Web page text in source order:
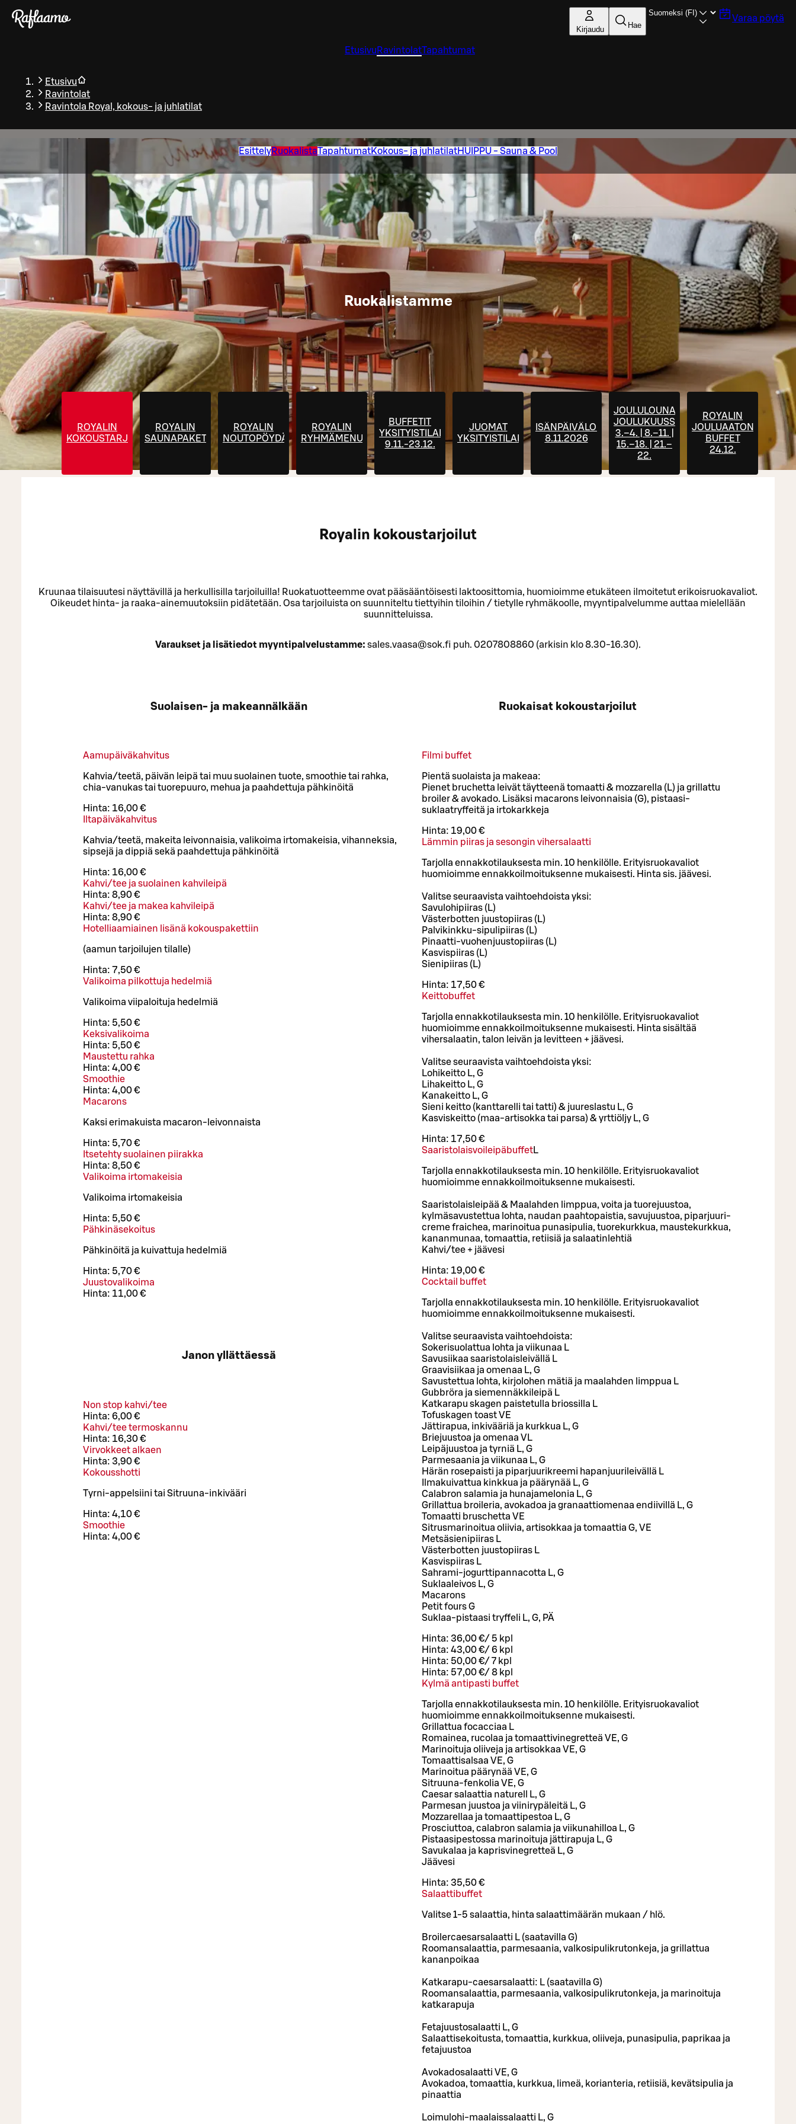
Siirry pääsisältöön
Kirjaudu Hae
Varaa pöytä
Etusivu RavintolatTapahtumat
Etusivu
Ravintolat
Ravintola Royal, kokous- ja juhlatilat
EsittelyRuokalistaTapahtumatKokous- ja juhlatilatHUIPPU - Sauna & Pool
Ruokalistamme
ROYALIN
KOKOUSTARJOILUT
ROYALIN
SAUNAPAKETIT
ROYALIN
NOUTOPÖYDÄT
ROYALIN
RYHMÄMENUT
BUFFETIT
YKSITYISTILAISUUKSIIN
9.11.-23.12.
JUOMAT
YKSITYISTILAISUUKSIIN
ISÄNPÄIVÄLOUNAS
8.11.2026
JOULULOUNAS
JOULUKUUSSA
3.–4. | 8.–11. |
15.–18. | 21.–
22.
ROYALIN
JOULUAATON
BUFFET
24.12.
Royalin kokoustarjoilut
Kruunaa tilaisuutesi näyttävillä ja herkullisilla tarjoiluilla! Ruokatuotteemme ovat pääsääntöisesti laktoosittomia, huomioimme etukäteen ilmoitetut erikoisruokavaliot.
Oikeudet hinta- ja raaka-ainemuutoksiin pidätetään. Osa tarjoiluista on suunniteltu tiettyihin tiloihin / tietylle ryhmäkoolle, myyntipalvelumme auttaa mielellään
suunnitteluissa.
Varaukset ja lisätiedot myyntipalvelustamme: sales.vaasa@sok.fi puh. 0207808860 (arkisin klo 8.30-16.30).
Suolaisen- ja makeannälkään
Aamupäiväkahvitus
Kahvia/teetä, päivän leipä tai muu suolainen tuote, smoothie tai rahka,
chia-vanukas tai tuorepuuro, mehua ja paahdettuja pähkinöitä
Hinta: 16,00 €
Iltapäiväkahvitus
Kahvia/teetä, makeita leivonnaisia, valikoima irtomakeisia, vihanneksia,
sipsejä ja dippiä sekä paahdettuja pähkinöitä
Hinta: 16,00 €
Kahvi/tee ja suolainen kahvileipä
Hinta: 8,90 €
Kahvi/tee ja makea kahvileipä
Hinta: 8,90 €
Hotelliaamiainen lisänä kokouspakettiin
(aamun tarjoilujen tilalle)
Hinta: 7,50 €
Valikoima pilkottuja hedelmiä
Valikoima viipaloituja hedelmiä
Hinta: 5,50 €
Keksivalikoima
Hinta: 5,50 €
Maustettu rahka
Hinta: 4,00 €
Smoothie
Hinta: 4,00 €
Macarons
Kaksi erimakuista macaron-leivonnaista
Hinta: 5,70 €
Itsetehty suolainen piirakka
Hinta: 8,50 €
Valikoima irtomakeisia
Valikoima irtomakeisia
Hinta: 5,50 €
Pähkinäsekoitus
Pähkinöitä ja kuivattuja hedelmiä
Hinta: 5,70 €
Juustovalikoima
Hinta: 11,00 €
Janon yllättäessä
Non stop kahvi/tee
Hinta: 6,00 €
Kahvi/tee termoskannu
Hinta: 16,30 €
Virvokkeet alkaen
Hinta: 3,90 €
Kokousshotti
Tyrni-appelsiini tai Sitruuna-inkivääri
Hinta: 4,10 €
Smoothie
Hinta: 4,00 €
Ruokaisat kokoustarjoilut
Filmi buffet
Pientä suolaista ja makeaa:
Pienet bruchetta leivät täytteenä tomaatti & mozzarella (L) ja grillattu
broiler & avokado. Lisäksi macarons leivonnaisia (G), pistaasi-
suklaatryffeitä ja irtokarkkeja
Hinta: 19,00 €
Lämmin piiras ja sesongin vihersalaatti
Tarjolla ennakkotilauksesta min. 10 henkilölle. Erityisruokavaliot
huomioimme ennakkoilmoituksenne mukaisesti. Hinta sis. jäävesi.
Valitse seuraavista vaihtoehdoista yksi:
Savulohipiiras (L)
Västerbotten juustopiiras (L)
Palvikinkku-sipulipiiras (L)
Pinaatti-vuohenjuustopiiras (L)
Kasvispiiras (L)
Sienipiiras (L)
Hinta: 17,50 €
Keittobuffet
Tarjolla ennakkotilauksesta min. 10 henkilölle. Erityisruokavaliot
huomioimme ennakkoilmoituksenne mukaisesti. Hinta sisältää
vihersalaatin, talon leivän ja levitteen + jäävesi.
Valitse seuraavista vaihtoehdoista yksi:
Lohikeitto L, G
Lihakeitto L, G
Kanakeitto L, G
Sieni keitto (kanttarelli tai tatti) & juureslastu L, G
Kasviskeitto (maa-artisokka tai parsa) & yrttiöljy L, G
Hinta: 17,50 €
SaaristolaisvoileipäbuffetL
Tarjolla ennakkotilauksesta min. 10 henkilölle. Erityisruokavaliot
huomioimme ennakkoilmoituksenne mukaisesti.
Saaristolaisleipää & Maalahden limppua, voita ja tuorejuustoa,
kylmäsavustettua lohta, naudan paahtopaistia, savujuustoa, piparjuuri-
creme fraichea, marinoitua punasipulia, tuorekurkkua, maustekurkkua,
kananmunaa, tomaattia, retiisiä ja salaatinlehtiä
Kahvi/tee + jäävesi
Hinta: 19,00 €
Cocktail buffet
Tarjolla ennakkotilauksesta min. 10 henkilölle. Erityisruokavaliot
huomioimme ennakkoilmoituksenne mukaisesti.
Valitse seuraavista vaihtoehdoista:
Sokerisuolattua lohta ja viikunaa L
Savusiikaa saaristolaisleivällä L
Graavisiikaa ja omenaa L, G
Savustettua lohta, kirjolohen mätiä ja maalahden limppua L
Gubbröra ja siemennäkkileipä L
Katkarapu skagen paistetulla briossilla L
Tofuskagen toast VE
Jättirapua, inkivääriä ja kurkkua L, G
Briejuustoa ja omenaa VL
Leipäjuustoa ja tyrniä L, G
Parmesaania ja viikunaa L, G
Härän rosepaisti ja piparjuurikreemi hapanjuurileivällä L
Ilmakuivattua kinkkua ja päärynää L, G
Calabron salamia ja hunajamelonia L, G
Grillattua broileria, avokadoa ja granaattiomenaa endiivillä L, G
Tomaatti bruschetta VE
Sitrusmarinoitua oliivia, artisokkaa ja tomaattia G, VE
Metsäsienipiiras L
Västerbotten juustopiiras L
Kasvispiiras L
Sahrami-jogurttipannacotta L, G
Suklaaleivos L, G
Macarons
Petit fours G
Suklaa-pistaasi tryffeli L, G, PÄ
Hinta: 36,00 €/ 5 kpl
Hinta: 43,00 €/ 6 kpl
Hinta: 50,00 €/ 7 kpl
Hinta: 57,00 €/ 8 kpl
Kylmä antipasti buffet
Tarjolla ennakkotilauksesta min. 10 henkilölle. Erityisruokavaliot
huomioimme ennakkoilmoituksenne mukaisesti.
Grillattua focacciaa L
Romainea, rucolaa ja tomaattivinegretteä VE, G
Marinoituja oliiveja ja artisokkaa VE, G
Tomaattisalsaa VE, G
Marinoitua päärynää VE, G
Sitruuna-fenkolia VE, G
Caesar salaattia naturell L, G
Parmesan juustoa ja viinirypäleitä L, G
Mozzarellaa ja tomaattipestoa L, G
Prosciuttoa, calabron salamia ja viikunahilloa L, G
Pistaasipestossa marinoituja jättirapuja L, G
Savukalaa ja kaprisvinegretteä L, G
Jäävesi
Hinta: 35,50 €
Salaattibuffet
Valitse 1-5 salaattia, hinta salaattimäärän mukaan / hlö.
Broilercaesarsalaatti L (saatavilla G)
Roomansalaattia, parmesaania, valkosipulikrutonkeja, ja grillattua
kananpoikaa
Katkarapu-caesarsalaatti: L (saatavilla G)
Roomansalaattia, parmesaania, valkosipulikrutonkeja, ja marinoituja
katkarapuja
Fetajuustosalaatti L, G
Salaattisekoitusta, tomaattia, kurkkua, oliiveja, punasipulia, paprikaa ja
fetajuustoa
Avokadosalaatti VE, G
Avokadoa, tomaattia, kurkkua, limeä, korianteria, retiisiä, kevätsipulia ja
pinaattia
Loimulohi-maalaissalaatti L, G